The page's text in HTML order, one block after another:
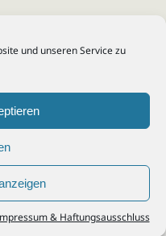
und unseren Service zu
& Haftungsausschluss
Poll, Porz, Deutz, Mülheim,